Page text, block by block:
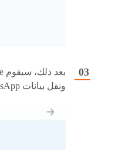
ونقل بيانات WhatsApp الخاصة بك.